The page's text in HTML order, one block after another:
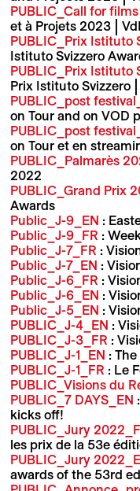
PUBLIC_Call for
et à Projets 2023 |
PUBLIC_Prix Istituto
Istituto Svizzero
PUBLIC_Prix Istituto
Prix Istituto Svizzero
PUBLIC_post
on Tour and on VOD
PUBLIC_post
on Tour et en
PUBLIC_Palmarès
2022
PUBLIC_Grand Prix
Awards
Public_J-9_EN :
Public_J-9_FR :
Public_J-7_FR :
Public_J-7_EN :
Public_J-6_FR :
Public_J-6_EN :
Public_J-5_EN :
PUBLIC_J-4_EN :
PUBLIC_J-3_FR :
PUBLIC_J-1_EN :
PUBLIC_J-1_FR : Le
PUBLIC_Visions du
PUBLIC_7 DAYS_EN
kicks off!
PUBLIC_Jury
les prix de la 53e
PUBLIC_Jury
awards of the 53rd